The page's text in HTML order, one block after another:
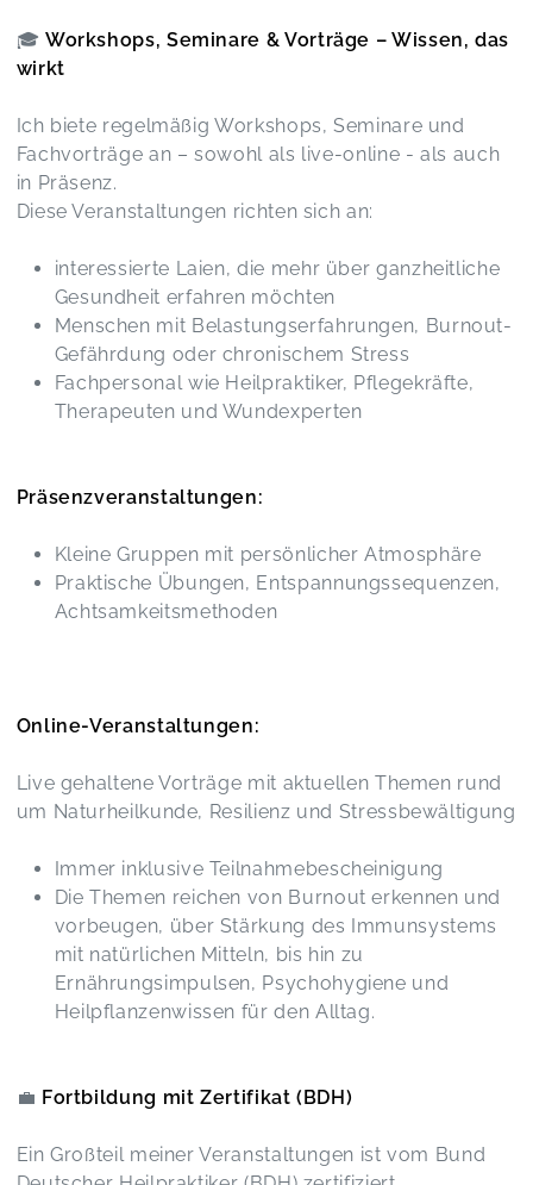
geballte Informationen - danke
Ich kann gar nicht so viele Herzen versenden wie
du verdienst
Vielen lieben Dank
Adventskalender
Franziska,
der Qualität des Kurses. Die Dozentin vermittelt
Tag das Wissen erwirbt, für das man an der
Universität ein ganzes Semester benötigen
würde. Diese kompakte und tiefgehende
Wissensvermittlung ist nicht nur faszinierend,
Adventskalender
Liebe Agnieszka, es war wieder spannend bis
zum Schluss, da konnte selbst meine Müdigkeit
gestern nichts ausrichten....
Misteltherapie
Claudia,
Workbook Homöosiniatrie
🎓 Workshops, Seminare & Vorträge – Wissen, das
wirkt
Ich biete regelmäßig Workshops, Seminare und
Fachvorträge an – sowohl als live-online - als auch
in Präsenz.
Diese Veranstaltungen richten sich an:
interessierte Laien, die mehr über ganzheitliche
Gesundheit erfahren möchten
Menschen mit Belastungserfahrungen, Burnout-
Gefährdung oder chronischem Stress
Fachpersonal wie Heilpraktiker, Pflegekräfte,
Therapeuten und Wundexperten
Präsenzveranstaltungen:
Kleine Gruppen mit persönlicher Atmosphäre
Praktische Übungen, Entspannungssequenzen,
Achtsamkeitsmethoden
Online-Veranstaltungen:
Live gehaltene Vorträge mit aktuellen Themen rund
um Naturheilkunde, Resilienz und Stressbewältigung
Immer inklusive Teilnahmebescheinigung
Die Themen reichen von Burnout erkennen und
vorbeugen, über Stärkung des Immunsystems
mit natürlichen Mitteln, bis hin zu
Ernährungsimpulsen, Psychohygiene und
Heilpflanzenwissen für den Alltag.
💼 Fortbildung mit Zertifikat (BDH)
Ein Großteil meiner Veranstaltungen ist vom Bund